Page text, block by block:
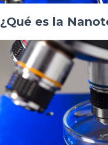
¿Qué es la